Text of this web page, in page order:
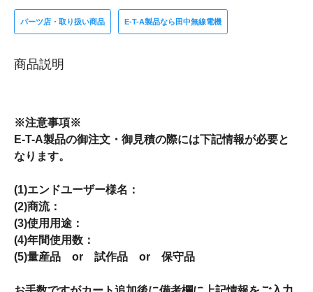
パーツ店・取り扱い商品 E-T-A製品なら田中無線電機
商品説明
※注意事項※
E-T-A製品の御注文・御見積の際には下記情報が必要と
なります。
(1)エンドユーザー様名：
(2)商流：
(3)使用用途：
(4)年間使用数：
(5)量産品 or 試作品 or 保守品